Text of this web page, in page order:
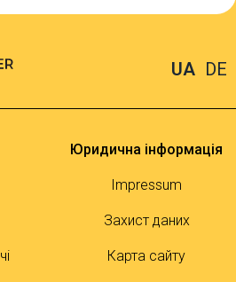
UA DE
Юридична інформація
Impressum
Захист даних
Карта сайту